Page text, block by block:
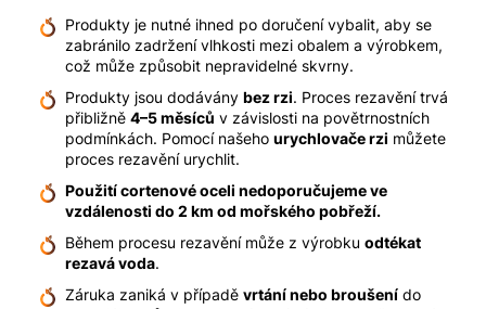
Produkty je nutné ihned po doručení vybalit, aby se
zabránilo zadržení vlhkosti mezi obalem a výrobkem,
což může způsobit nepravidelné skvrny.
Produkty jsou dodávány bez rzi. Proces rezavění trvá
přibližně 4–5 měsíců v závislosti na povětrnostních
podmínkách. Pomocí našeho urychlovače rzi můžete
proces rezavění urychlit.
Použití cortenové oceli nedoporučujeme ve
vzdálenosti do 2 km od mořského pobřeží.
Během procesu rezavění může z výrobku odtékat
rezavá voda.
Záruka zaniká v případě vrtání nebo broušení do